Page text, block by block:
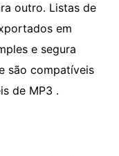
outro. Listas de
em
e segura
são compatíveis
de MP3 .